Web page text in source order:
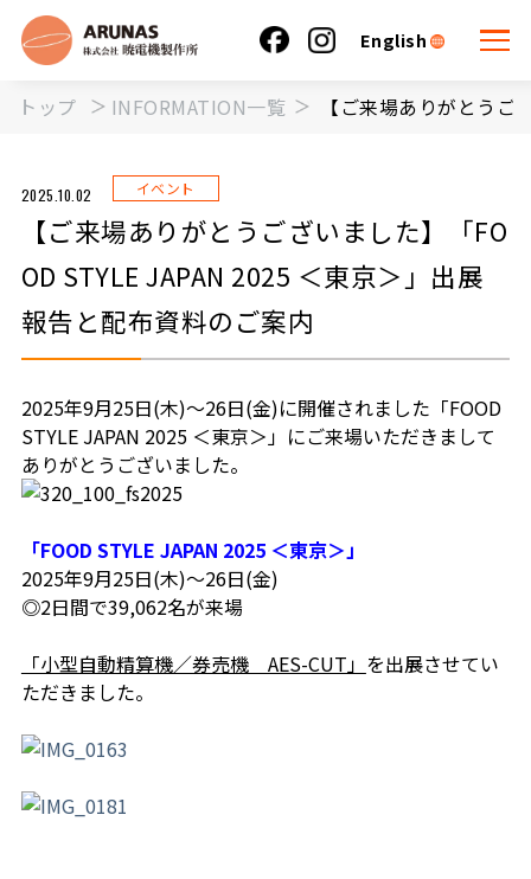
English
トップ INFORMATION一覧 【ご来場ありがとう
2025.10.02 イベント
【ご来場ありがとうございました】「FO
OD STYLE JAPAN 2025 ＜東京＞」出展
報告と配布資料のご案内
2025年9月25日(木)～26日(金)に開催されました「FOOD
STYLE JAPAN 2025 ＜東京＞」にご来場いただきまして
ありがとうございました。
「FOOD STYLE JAPAN 2025 ＜東京＞」
2025年9月25日(木)～26日(金)
◎2日間で39,062名が来場
「小型自動精算機／券売機 AES-CUT」 を出展させてい
ただきました。